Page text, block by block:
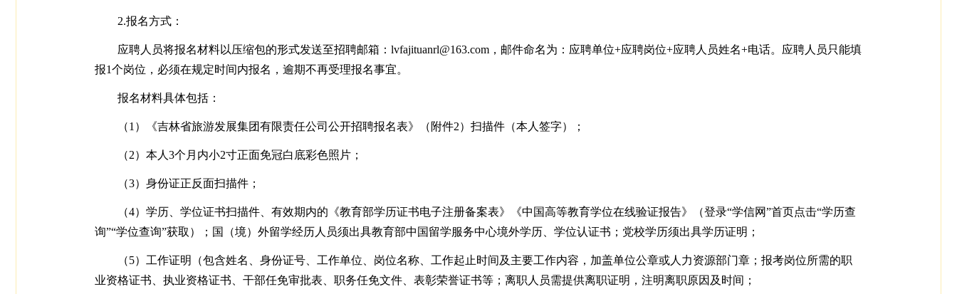
2.报名方式：
应聘人员将报名材料以压缩包的形式发送至招聘邮箱：lvfajituanrl@163.com，邮件命名为：应聘单位+应聘岗位+应聘人员姓名+电话。应聘人员只能填
报1个岗位，必须在规定时间内报名，逾期不再受理报名事宜。
报名材料具体包括：
（1）《吉林省旅游发展集团有限责任公司公开招聘报名表》（附件2）扫描件（本人签字）；
（2）本人3个月内小2寸正面免冠白底彩色照片；
（3）身份证正反面扫描件；
（4）学历、学位证书扫描件、有效期内的《教育部学历证书电子注册备案表》《中国高等教育学位在线验证报告》（登录“学信网”首页点击“学历查
询”“学位查询”获取）；国（境）外留学经历人员须出具教育部中国留学服务中心境外学历、学位认证书；党校学历须出具学历证明；
（5）工作证明（包含姓名、身份证号、工作单位、岗位名称、工作起止时间及主要工作内容，加盖单位公章或人力资源部门章；报考岗位所需的职
业资格证书、执业资格证书、干部任免审批表、职务任免文件、表彰荣誉证书等；离职人员需提供离职证明，注明离职原因及时间；